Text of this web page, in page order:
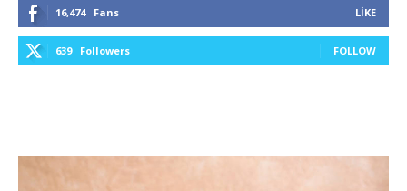
16,474 Fans LIKE
639 Followers FOLLOW